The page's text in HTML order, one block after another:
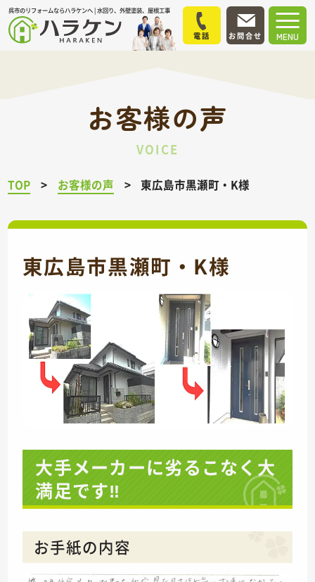
呉市のリフォームならハラケンへ | 水回り、外壁塗装、屋根工事
MENU
電話 お問合せ
お客様の声
VOICE
TOP お客様の声 東広島市黒瀬町・K様
東広島市黒瀬町・K様
大手メーカーに劣るこなく大
満足です‼
お手紙の内容